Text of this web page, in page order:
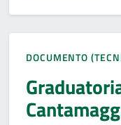
DOCUMENTO